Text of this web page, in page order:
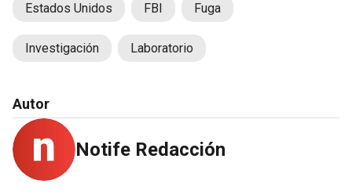
Estados Unidos FBI Fuga
Investigación Laboratorio
Autor
Notife Redacción